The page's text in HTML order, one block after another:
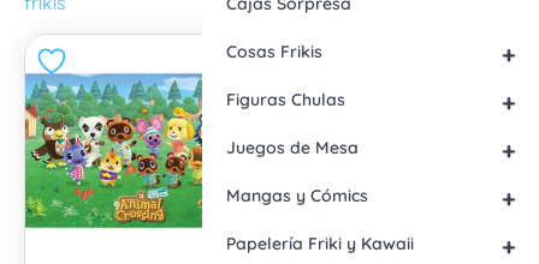
+
Cosas Frikis
+
Figuras Chulas
+
Juegos de Mesa
+
Mangas y Cómics
+
Papelería Friki y Kawaii